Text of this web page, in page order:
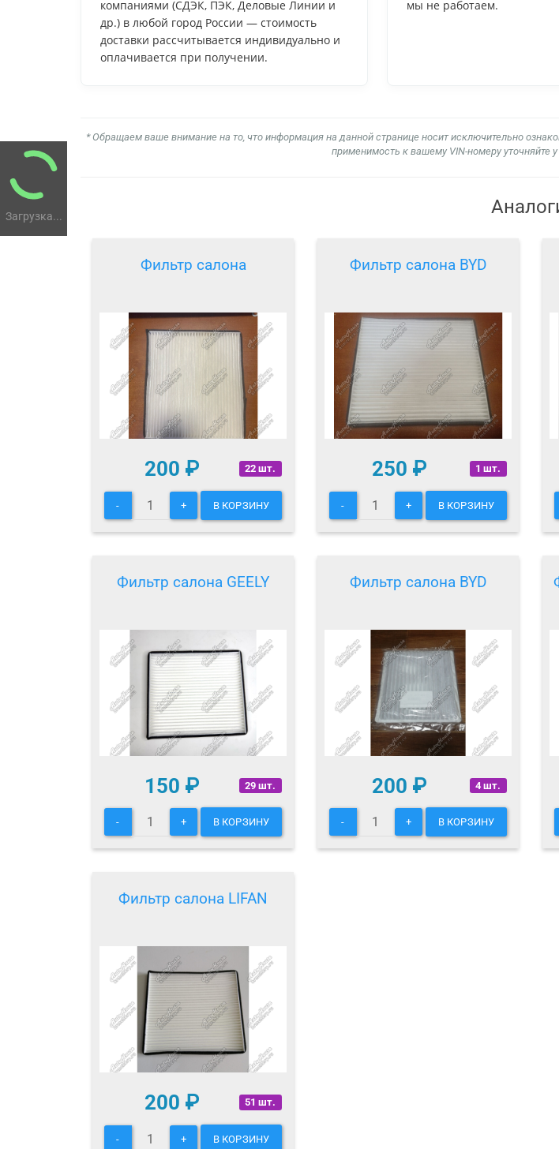
Загрузка...
компаниями (СДЭК, ПЭК, Деловые Линии и
др.) в любой город России — стоимость
доставки рассчитывается индивидуально и
оплачивается при получении.
мы не работаем.
* Обращаем ваше внимание на то, что информация на данной странице носит исключительно
применимость к вашему VIN-номеру уточняйте
Фильтр салона
22 шт.
200 ₽
- + В КОРЗИНУ
Фильтр салона BYD
1 шт.
250 ₽
- + В КОРЗИНУ
Фильтр салона GEELY
29 шт.
150 ₽
- + В КОРЗИНУ
Фильтр салона BYD
4 шт.
200 ₽
- + В КОРЗИНУ
Фильтр салона LIFAN
51 шт.
200 ₽
- + В КОРЗИНУ